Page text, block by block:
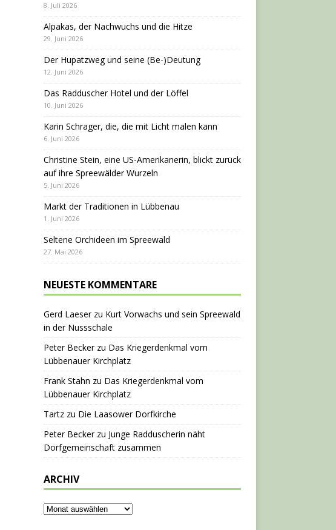
8. Juli 2026
Alpakas, der Nachwuchs und die Hitze
29. Juni 2026
Der Hupatzweg und seine (Be-)Deutung
12. Juni 2026
Das Radduscher Hotel und der Löffel
10. Juni 2026
Karin Schrager, die, die mit Licht malen kann
6. Juni 2026
Christine Stein, eine US-Amerikanerin, blickt zurück
auf ihre Spreewälder Wurzeln
5. Juni 2026
Markt der Traditionen in Lübbenau
1. Juni 2026
Seltene Orchideen im Spreewald
27. Mai 2026
NEUESTE KOMMENTARE
Gerd Laeserzu Kurt Vorwachs und sein Spreewald
in der Nussschale
Peter Beckerzu Das Kriegerdenkmal vom
Lübbenauer Kirchplatz
Frank Stahn zu Das Kriegerdenkmal vom
Lübbenauer Kirchplatz
Tartzzu Die Laasower Dorfkirche
Peter Beckerzu Junge Radduscherin näht
Dorfgemeinschaft zusammen
ARCHIV